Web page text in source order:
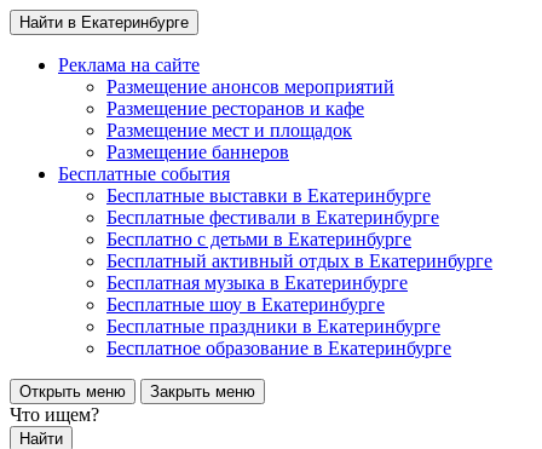
Найти в Екатеринбурге
Реклама на сайте
Размещение анонсов мероприятий
Размещение ресторанов и кафе
Размещение мест и площадок
Размещение баннеров
Бесплатные события
Бесплатные выставки в Екатеринбурге
Бесплатные фестивали в Екатеринбурге
Бесплатно с детьми в Екатеринбурге
Бесплатный активный отдых в Екатеринбурге
Бесплатная музыка в Екатеринбурге
Бесплатные шоу в Екатеринбурге
Бесплатные праздники в Екатеринбурге
Бесплатное образование в Екатеринбурге
Открыть меню Закрыть меню
Что ищем?
Найти